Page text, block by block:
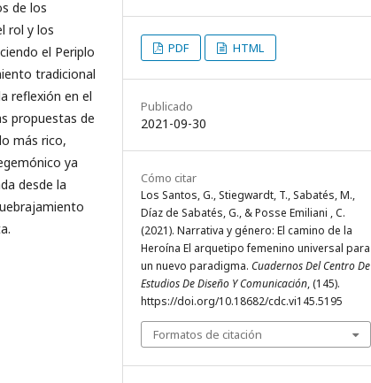
de los
rol y los
el Periplo
tradicional
reflexión en el
propuestas de
más rico,
ya
desde la
PDF HTML
Publicado
2021-09-30
Cómo citar
Los Santos, G., Stiegwardt, T., Sabatés, M.,
Díaz de Sabatés, G., & Posse Emiliani , C.
(2021). Narrativa y género: El camino de la
Heroína El arquetipo femenino universal para
un nuevo paradigma. Cuadernos Del Centro De
Estudios De Diseño Y Comunicación, (145).
https://doi.org/10.18682/cdc.vi145.5195
Formatos de citación